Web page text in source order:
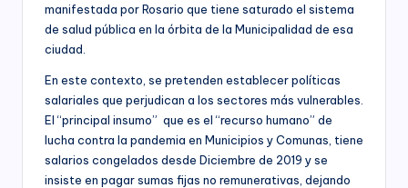
manifestada por Rosario que tiene saturado el sistema
de salud pública en la órbita de la Municipalidad de esa
ciudad.
En este contexto, se pretenden establecer políticas
salariales que perjudican a los sectores más vulnerables.
El “principal insumo” que es el “recurso humano” de
lucha contra la pandemia en Municipios y Comunas, tiene
salarios congelados desde Diciembre de 2019 y se
insiste en pagar sumas fijas no remunerativas, dejando